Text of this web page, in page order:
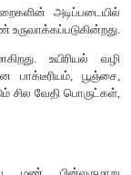
செய்கிறது.
பலவற்றினைப்